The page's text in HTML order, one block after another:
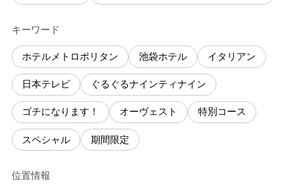
キーワード
ホテルメトロポリタン 池袋ホテル イタリアン
日本テレビ ぐるぐるナインティナイン
ゴチになります！ オーヴェスト 特別コース
スペシャル 期間限定
位置情報